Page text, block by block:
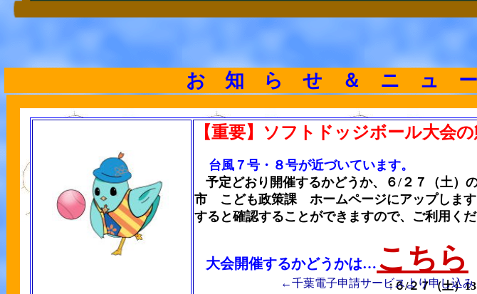
お 知 ら せ ＆ ニ ュ